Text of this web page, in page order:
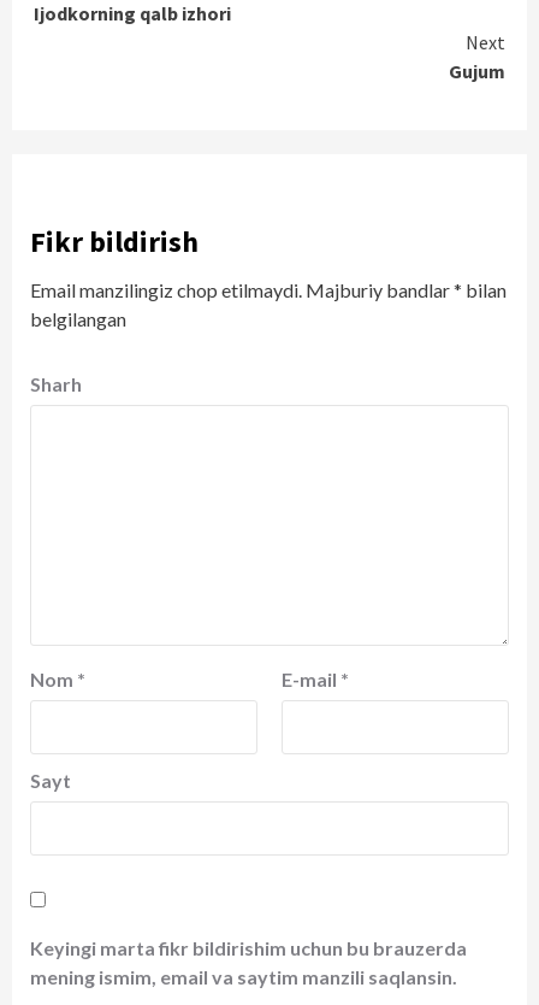
Reading
Ijodkorning qalb izhori
Next
Gujum
Fikr bildirish
Email manzilingiz chop etilmaydi. Majburiy bandlar* bilan
belgilangan
Sharh
Nom * E-mail *
Sayt
Keyingi marta fikr bildirishim uchun bu brauzerda
mening ismim, email va saytim manzili saqlansin.